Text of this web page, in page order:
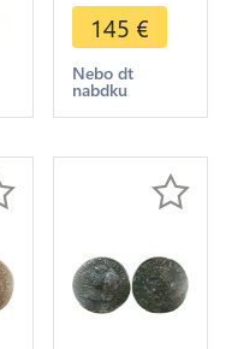
Flandre Lille
Phalempin
Cysoing
Wavrin
1642 ->M
145 €
Nebo dt
nabdku